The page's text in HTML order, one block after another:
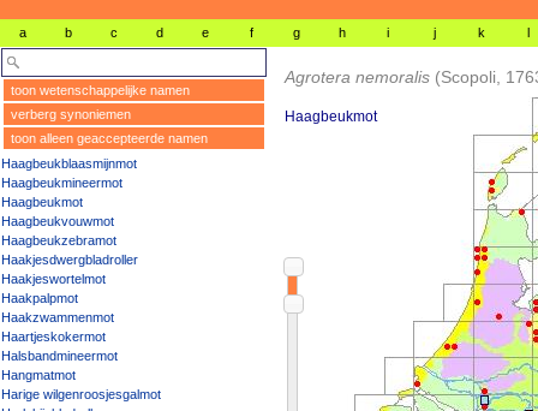
a b c d e f g h i j k l
toon wetenschappelijke namen
verberg synoniemen
toon alleen geaccepteerde namen
Haagbeukblaasmijnmot
Haagbeukmineermot
Haagbeukmot
Haagbeukvouwmot
Haagbeukzebramot
Haakjesdwergbladroller
Haakjeswortelmot
Haakpalpmot
Haakzwammenmot
Haartjeskokermot
Halsbandmineermot
Hangmatmot
Harige wilgenroosjesgalmot
Agrotera nemoralis (Scopoli,
Haagbeukmot